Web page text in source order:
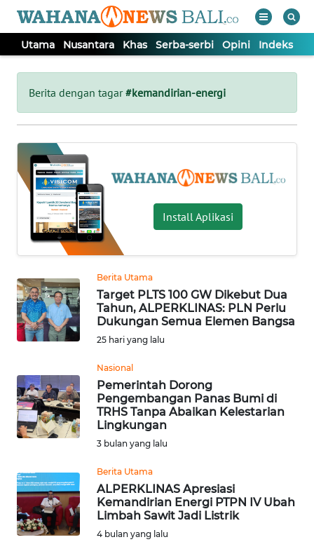
Utama Nusantara Khas Serba-serbi Opini Indeks
Berita dengan tagar#kemandirian-energi
Install Aplikasi
Berita Utama
Target PLTS 100 GW Dikebut Dua
Tahun, ALPERKLINAS: PLN Perlu
Dukungan Semua Elemen Bangsa
25 hari yang lalu
Nasional
Pemerintah Dorong
Pengembangan Panas Bumi di
TRHS Tanpa Abaikan Kelestarian
Lingkungan
3 bulan yang lalu
Berita Utama
ALPERKLINAS Apresiasi
Kemandirian Energi PTPN IV Ubah
Limbah Sawit Jadi Listrik
4 bulan yang lalu
Tutup
UTAMA
NUSANTARA
KHAS
SERBA-
SERBI
OPINI
Informasi
BERITA
KONTAK
KAMI
INFO
IKLAN
TENTANG
KAMI